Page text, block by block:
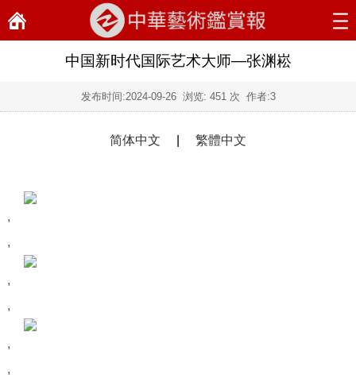
中国新时代国际艺术大师—张渊崧
发布时间:2024-09-26浏览: 451 次 作者:3
简体中文 繁體中文
,
,
,
,
,
,